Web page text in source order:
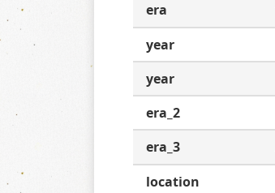
era
year
year
era_2
era_3
location